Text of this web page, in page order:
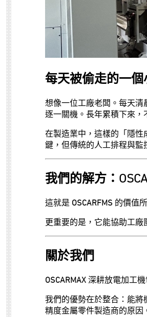
每天被偷走的一個
想像一位工廠老闆。每天清
逐一關機。長年累積下來，
在製造業中，這樣的「隱
鍵，但傳統的人工排程與監
我們的解方：
這就是 OSCARFMS 的價值
更重要的是，它能協助工
關於我們
OSCARMAX 深耕放電加工
我們的優勢在於整合：能
精度金屬零件製造商的原因